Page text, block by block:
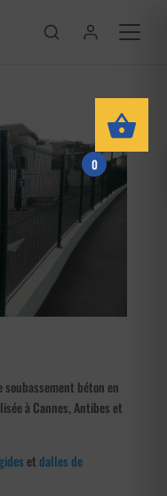
béton en
à Cannes, Antibes et
etdalles de
0